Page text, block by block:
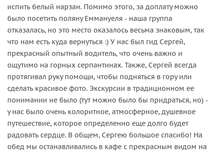
испить белый нарзан. Помимо этого, за доплату можно
было посетить поляну Еммануеля - наша группа
отказалась, но это место оказалось весьма знаковым, так
что нам есть куда вернуться :) У нас был гид Сергей,
прекрасный опытный водитель, что очень важно и
ощутимо на горных серпантинах. Также, Сергей всегда
протягивал руку помощи, чтобы подняться в гору или
сделать красивое фото. Экскурсии в традиционном ее
понимании не было (тут можно было бы придраться, но) -
у нас было очень колоритное, атмосферное, душевное
путешествие, которое определенно еще долго будет
радовать сердце. В общем, Сергею большое спасибо! На
обед мы останавливались в кафе с прекрасным видом на